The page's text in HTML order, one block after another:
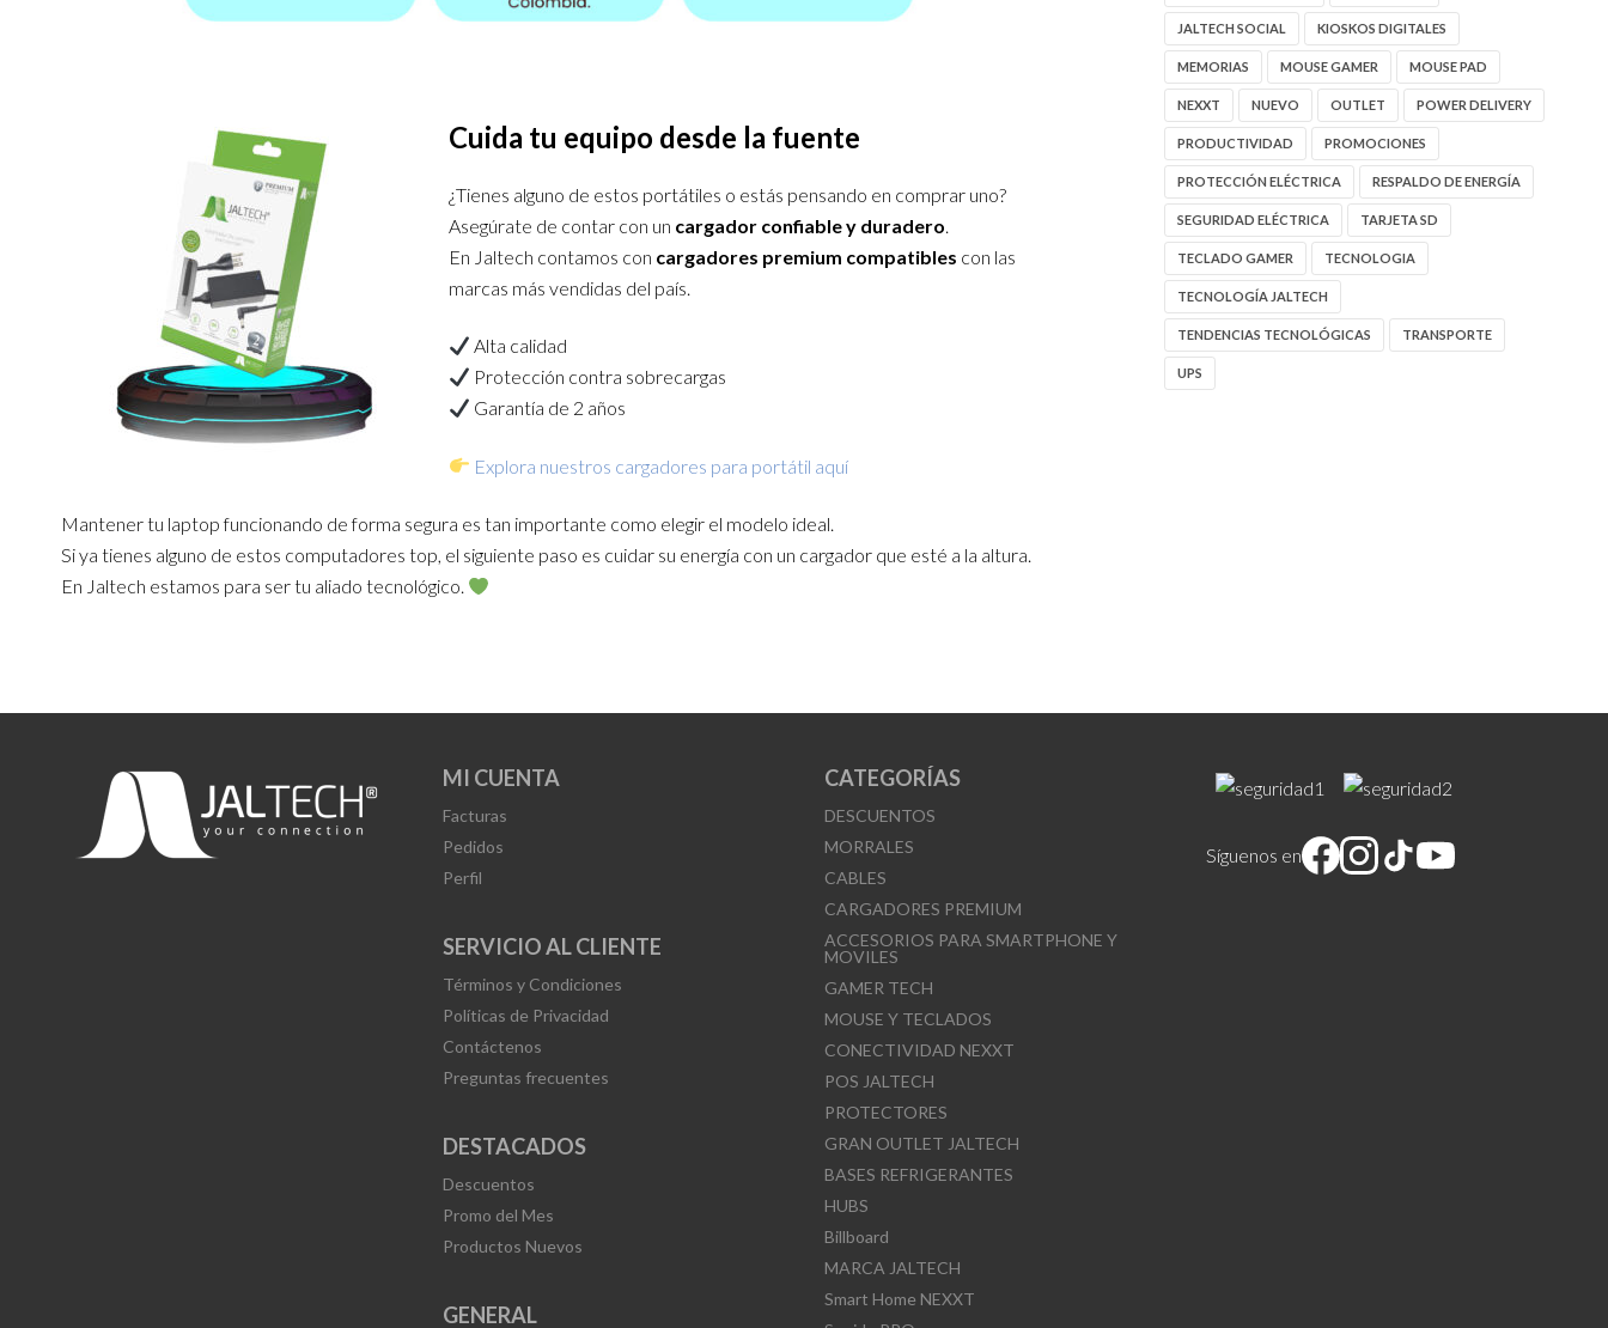
Cuida tu equipo desde la fuente
¿Tienes alguno de estos portátiles o estás pensando en comprar uno?
Asegúrate de contar con un cargador confiable y duradero
En Jaltech contamos con cargadores premium compatibles con las
marcas más vendidas del país.
Alta calidad
Protección contra sobrecargas
Garantía de 2 años
Explora nuestros cargadores para portátil aquí
Mantener tu laptop funcionando de forma segura es tan importante como elegir el modelo ideal.
Si ya tienes alguno de estos computadores top, el siguiente paso es cuidar su energía con un cargador que esté a la altura.
En Jaltech estamos para ser tu aliado tecnológico.
JALTECH SOCIAL KIOSKOS DIGITALES
MEMORIAS MOUSE GAMER MOUSE PAD
NEXXT NUEVO OUTLET POWER DELIVERY
PRODUCTIVIDAD PROMOCIONES
PROTECCIÓN ELÉCTRICA RESPALDO DE ENERGÍA
SEGURIDAD ELÉCTRICA TARJETA SD
TECLADO GAMER TECNOLOGIA
TECNOLOGÍA JALTECH
TENDENCIAS TECNOLÓGICAS TRANSPORTE
UPS
MI CUENTA
Facturas
Pedidos
Perfil
SERVICIO AL CLIENTE
Términos y Condiciones
Políticas de Privacidad
Contáctenos
Preguntas frecuentes
DESTACADOS
Descuentos
Promo del Mes
Productos Nuevos
GENERAL
CATEGORÍAS
DESCUENTOS
MORRALES
CABLES
CARGADORES PREMIUM
ACCESORIOS PARA SMARTPHONE Y
MOVILES
GAMER TECH
MOUSE Y TECLADOS
CONECTIVIDAD NEXXT
POS JALTECH
PROTECTORES
GRAN OUTLET JALTECH
BASES REFRIGERANTES
HUBS
Billboard
MARCA JALTECH
Smart Home NEXXT
Síguenos en